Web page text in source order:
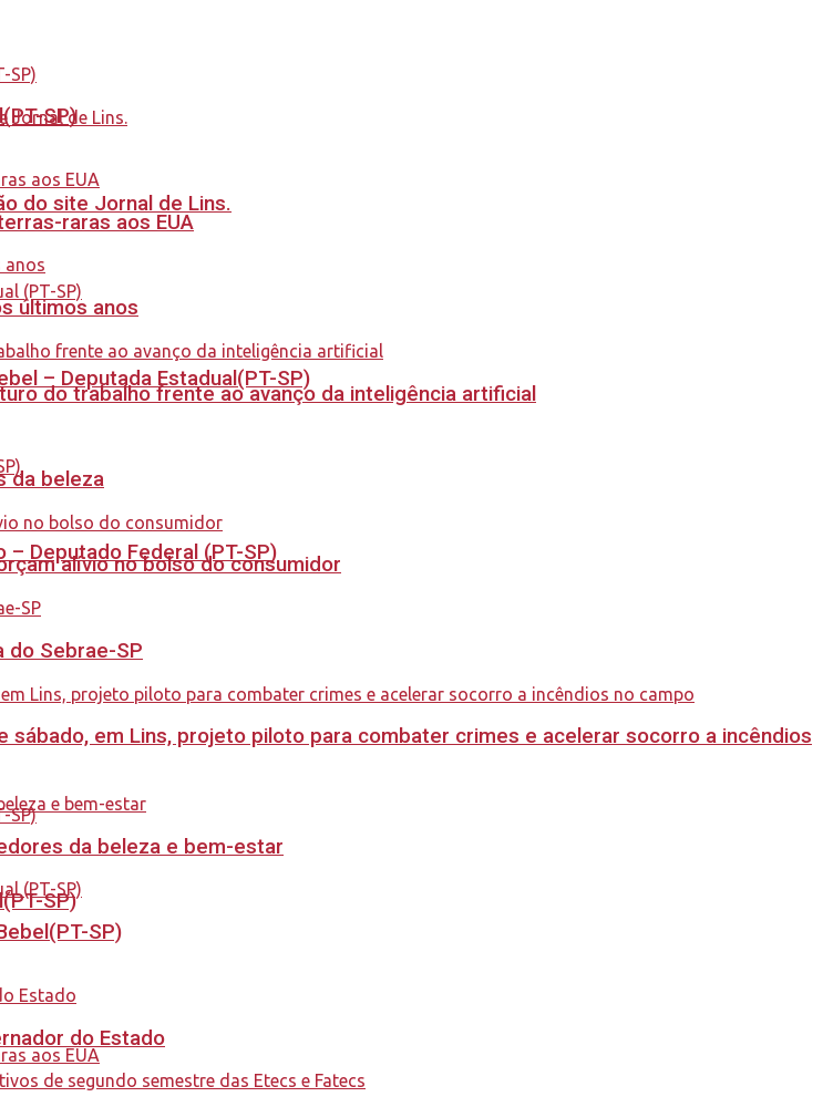
do site Jornal de Lins.
– Deputada Estadual(PT-SP)
Deputado Federal (PT-SP)
SP)
SP)
raras aos EUA
últimos anos
do trabalho frente ao avanço da inteligência artificial
da beleza
alívio no bolso do consumidor
do Sebrae-SP
sábado, em Lins, projeto piloto para combater crimes e acelerar socorro a incêndios
da beleza e bem-estar
SP)
do Estado